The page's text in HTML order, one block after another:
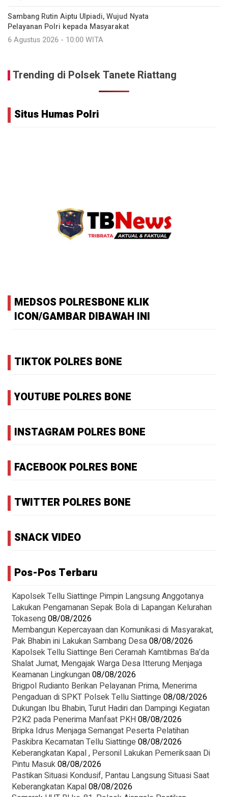
Sambang Rutin Aiptu Ulpiadi, Wujud Nyata
Pelayanan Polri kepada Masyarakat
6 Agustus 2026 - 10:00 WITA
Trending di Polsek Tanete Riattang
Situs Humas Polri
MEDSOS POLRESBONE KLIK
ICON/GAMBAR DIBAWAH INI
TIKTOK POLRES BONE
YOUTUBE POLRES BONE
INSTAGRAM POLRES BONE
FACEBOOK POLRES BONE
TWITTER POLRES BONE
SNACK VIDEO
Pos-Pos Terbaru
Kapolsek Tellu Siattinge Pimpin Langsung Anggotanya
Lakukan Pengamanan Sepak Bola di Lapangan Kelurahan
Tokaseng08/08/2026
Membangun Kepercayaan dan Komunikasi di Masyarakat,
Pak Bhabin ini Lakukan Sambang Desa08/08/2026
Kapolsek Tellu Siattinge Beri Ceramah Kamtibmas Ba’da
Shalat Jumat, Mengajak Warga Desa Itterung Menjaga
Keamanan Lingkungan08/08/2026
Brigpol Rudianto Berikan Pelayanan Prima, Menerima
Pengaduan di SPKT Polsek Tellu Siattinge08/08/2026
Dukungan Ibu Bhabin, Turut Hadiri dan Dampingi Kegiatan
P2K2 pada Penerima Manfaat PKH08/08/2026
Bripka Idrus Menjaga Semangat Peserta Pelatihan
Paskibra Kecamatan Tellu Siattinge08/08/2026
Keberangkatan Kapal , Personil Lakukan Pemeriksaan Di
Pintu Masuk08/08/2026
Pastikan Situasi Kondusif, Pantau Langsung Situasi Saat
Keberangkatan Kapal08/08/2026